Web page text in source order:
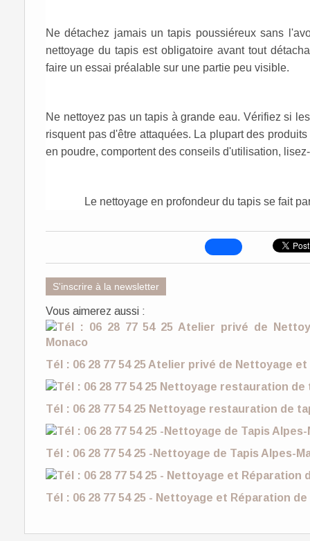
Ne détachez jamais un tapis poussiéreux sans
nettoyage du tapis est obligatoire avant tout
faire un essai préalable sur une partie peu visible.
Ne nettoyez pas un tapis à grande eau. Vérifiez si
risquent pas d'être attaquées. La plupart des
en poudre, comportent des conseils d'utilisation,
Le nettoyage en profondeur du tapis se fait
S'inscrire à la newsletter
Vous aimerez aussi :
Tél : 06 28 77 54 25 Atelier privé de Nettoyage
Tél : 06 28 77 54 25 Nettoyage restauration de
Tél : 06 28 77 54 25 -Nettoyage de Tapis Alpes-
Tél : 06 28 77 54 25 - Nettoyage et Réparation